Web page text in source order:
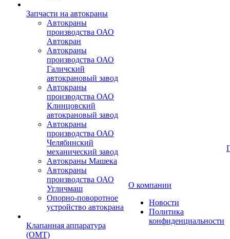
Запчасти на автокраны
Автокраны
производства ОАО
Автокран
Автокраны
производства ОАО
Галичский
автокрановый завод
Автокраны
производства ОАО
Клинцовский
автокрановый завод
Автокраны
производства ОАО
Челябинский
механический завод
Автокраны Машека
Автокраны
производства ОАО
Угличмаш
Опорно-поворотное
устройство автокрана
Клапанная аппаратура
(OMT)
О компании
Новости
Политика
конфиденциальности